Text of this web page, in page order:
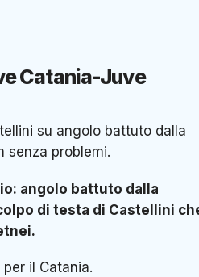
Catania-Juve
su angolo battuto dalla
senza problemi.
angolo battuto dalla
di testa di Castellini
il Catania.